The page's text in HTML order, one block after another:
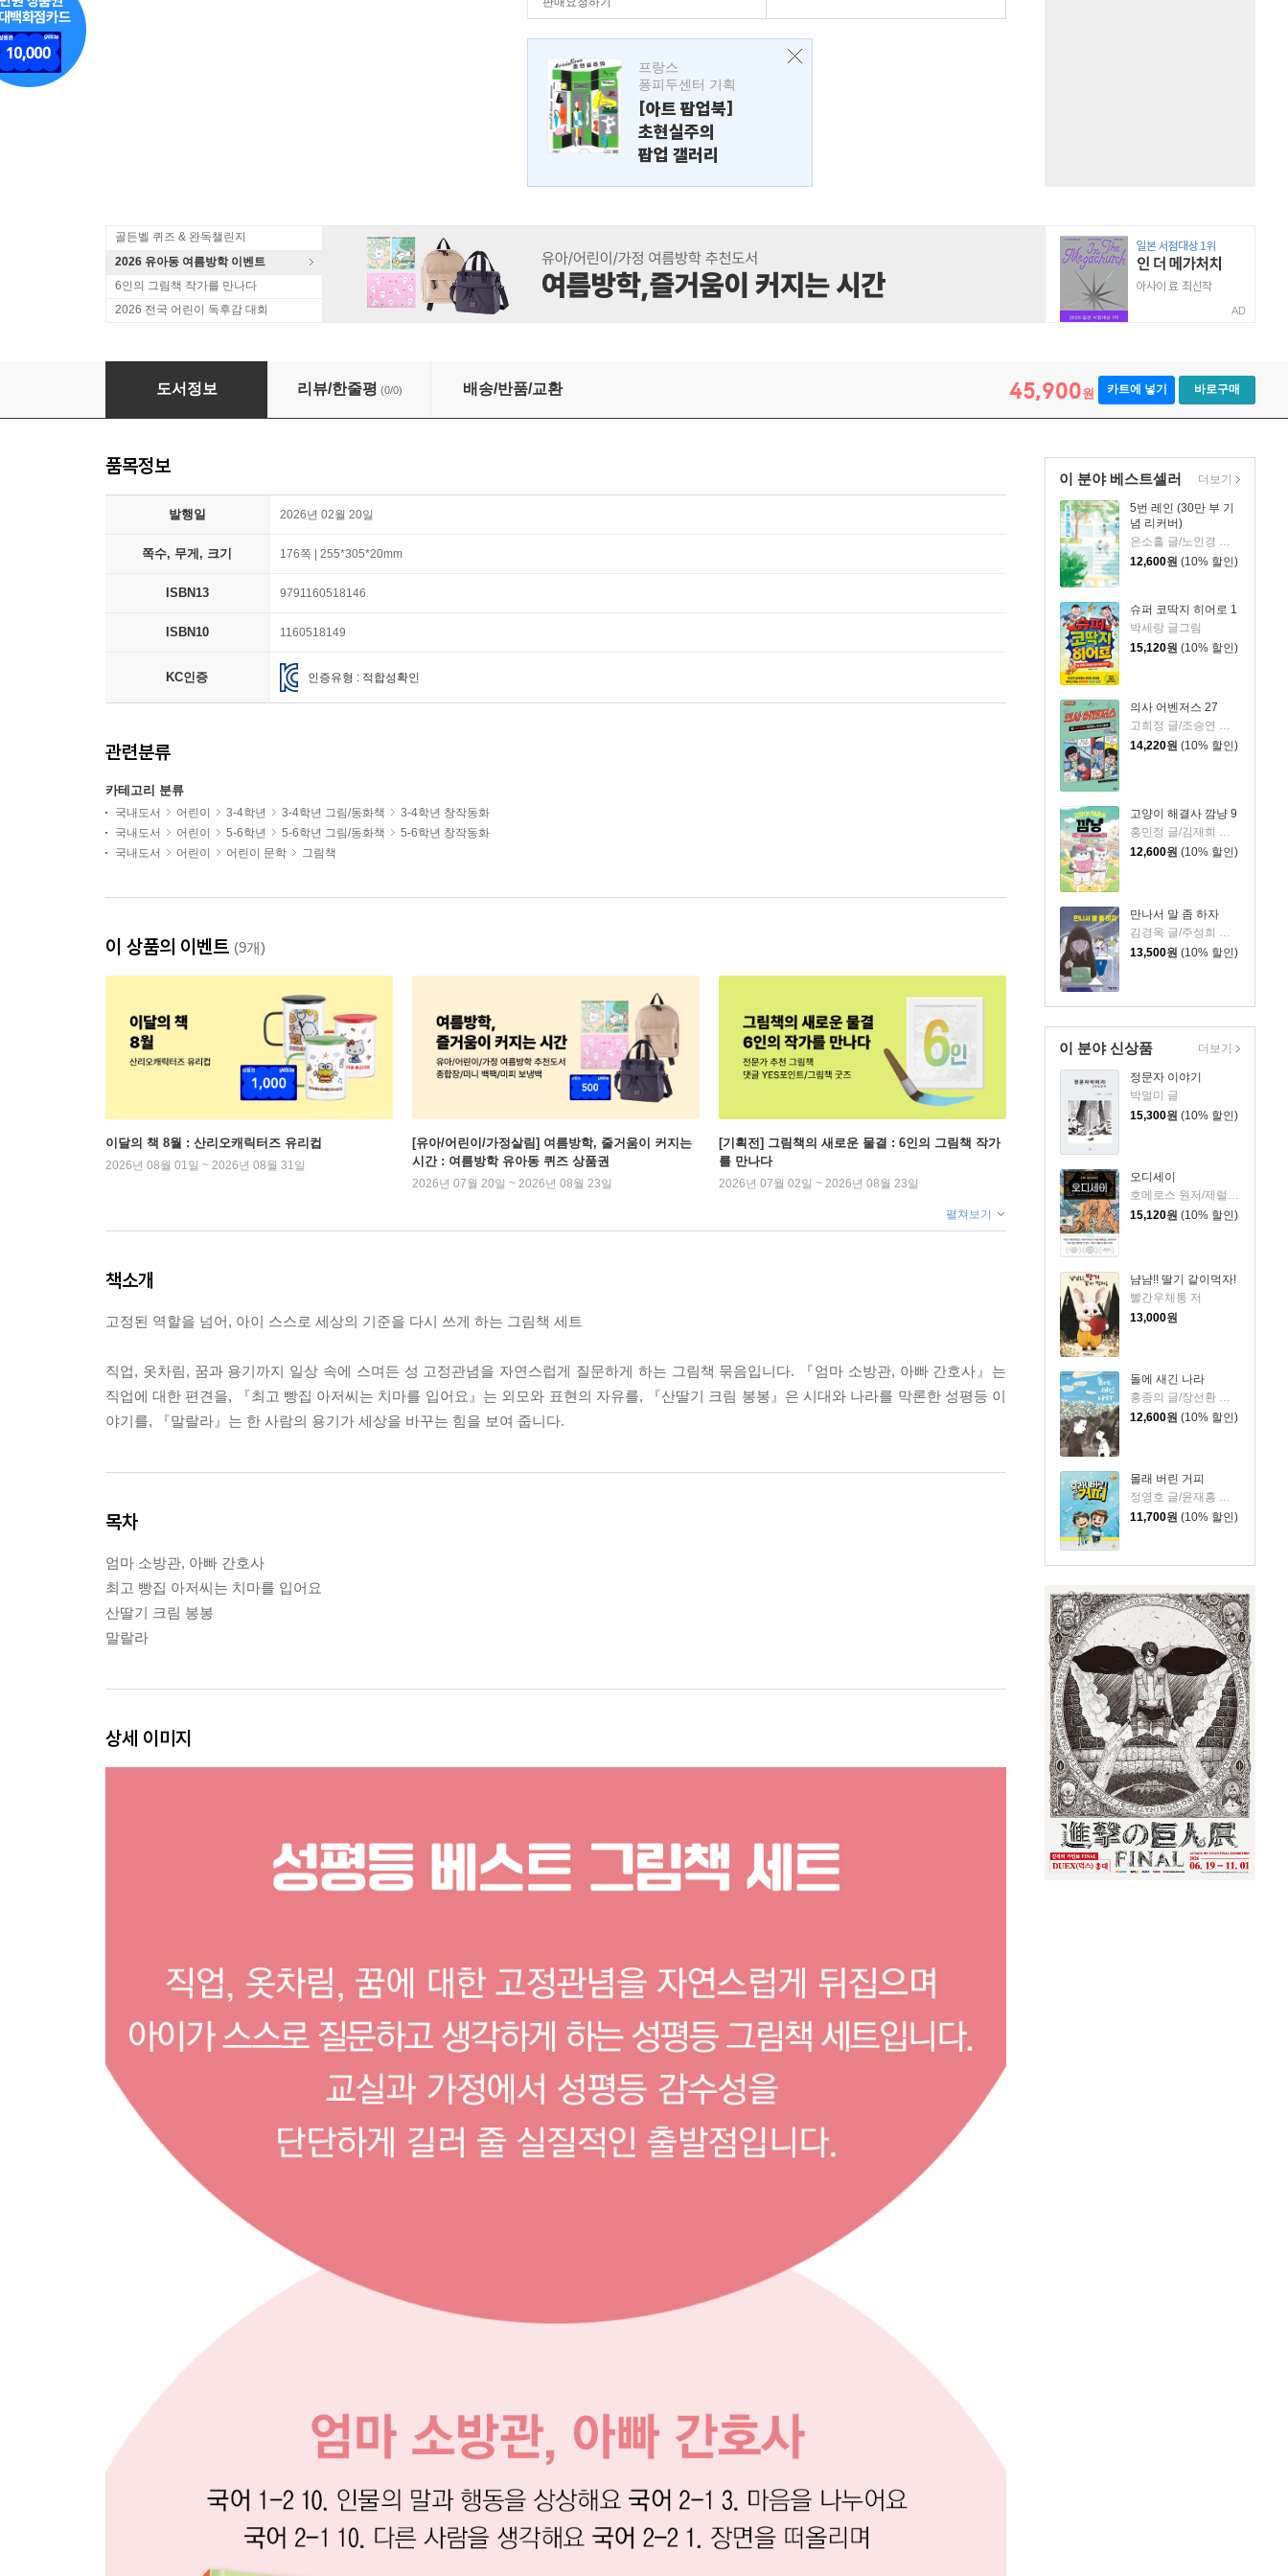
프랑스
퐁피두센터 기획
[아트 팝업북]
초현실주의
팝업 갤러리
골든벨 퀴즈 & 완독챌린지
2026 유아동 여름방학 이벤트
6인의 그림책 작가를 만나다
2026 전국 어린이 독후감 대회
AD
성평등 베스트 그림책 세트
도서정보 리뷰/한줄평 (0/0) 배송/반품/교환 45,900원 카트에 넣기 바로구매
이 분야 베스트셀러
5번 레인 (30만 부 기
념 리커버)
은소홀 글/노인경 그림
12,600원 (10% 할인)
슈퍼 코딱지 히어로 1
박세랑 글그림
15,120원 (10% 할인)
의사 어벤저스 27
14,220원 (10% 할인)
고양이 해결사 깜냥 9
홍민정 글/김재희 그림
12,600원 (10% 할인)
만나서 말 좀 하자
김경옥 글/주성희 그림
13,500원 (10% 할인)
더보기
이 분야 신상품
정문자 이야기
박멀미 글
15,300원 (10% 할인)
오디세이
호메로스 원저/제럴딘 매코크런 글/김재용 역/장시은 감수
15,120원 (10% 할인)
냠냠!! 딸기 같이먹자!
빨간우체통 저
13,000원
돌에 새긴 나라
홍종의 글/장선환 그림
12,600원 (10% 할인)
몰래 버린 거피
정영호 글/윤재홍 그림
11,700원 (10% 할인)
더보기
품목정보
발행일 2026년 02월 20일
쪽수, 무게, 크기 176쪽 | 255*305*20mm
ISBN13 9791160518146
ISBN10 1160518149
KC인증 인증유형 : 적합성확인
관련분류
카테고리 분류
국내도서 어린이 3-4학년 3-4학년 그림/동화책
3-4학년 창작동화
국내도서
어린이 5-6학년 5-6학년 그림/동화책
5-6학년 창작동화
국내도서
어린이 어린이 문학 그림책
이 상품의 이벤트 (9개)
이달의 책 8월 : 산리오캐릭터즈 유리컵
2026년 08월 01일 ~ 2026년 08월 31일
[유아/어린이/가정살림] 여름방학, 줄거움이 커지는
시간 : 여름방학 유아동 퀴즈 상품권
2026년 07월 20일 ~ 2026년 08월 23일
[기획전] 그림책의 새로운 물결 : 6인의 그림책 작가
를 만나다
2026년 07월 02일 ~ 2026년 08월 23일
펼쳐보기
책소개
고정된 역할을 넘어, 아이 스스로 세상의 기준을 다시 쓰게 하는 그림책 세트
직업, 옷차림, 꿈과 용기까지 일상 속에 스며든 성 고정관념을 자연스럽게 질문하게 하는 그림책 묶음입니다. 『엄마 소방관, 아빠 간호사』는
직업에 대한 편견을, 『최고 빵집 아저씨는 치마를 입어요』는 외모와 표현의 자유를, 『산딸기 크림 봉봉』은 시대와 나라를 막론한 성평등 이
야기를, 『말랄라』는 한 사람의 용기가 세상을 바꾸는 힘을 보여 줍니다.
목차
엄마 소방관, 아빠 간호사
최고 빵집 아저씨는 치마를 입어요
산딸기 크림 봉봉
말랄라
상세 이미지